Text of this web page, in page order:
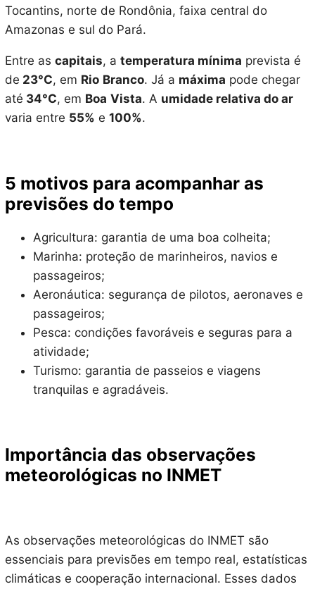
Tocantins, norte de Rondônia, faixa central do
Amazonas e sul do Pará.
Entre as capitais, a temperatura mínima prevista é
de 23°C, em Rio Branco. Já a máxima pode chegar
até 34°C, em Boa Vista. A umidade relativa do ar
varia entre 55% e 100%.
5 motivos para acompanhar as
previsões do tempo
Agricultura: garantia de uma boa colheita;
Marinha: proteção de marinheiros, navios e
passageiros;
Aeronáutica: segurança de pilotos, aeronaves e
passageiros;
Pesca: condições favoráveis e seguras para a
atividade;
Turismo: garantia de passeios e viagens
tranquilas e agradáveis.
Importância das observações
meteorológicas no INMET
As observações meteorológicas do INMET são
essenciais para previsões em tempo real, estatísticas
climáticas e cooperação internacional. Esses dados